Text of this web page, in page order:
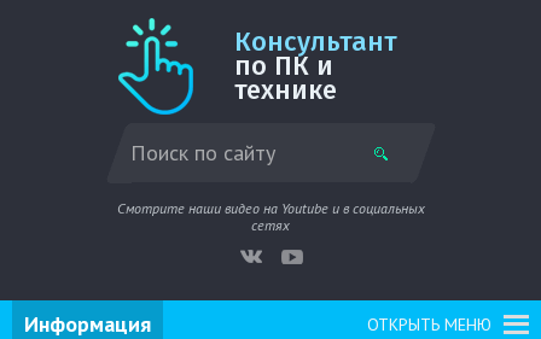
Консультант
по ПК и
технике
Смотрите наши видео на Youtube и в социальных
сетях
ОТКРЫТЬ МЕНЮ
Информация